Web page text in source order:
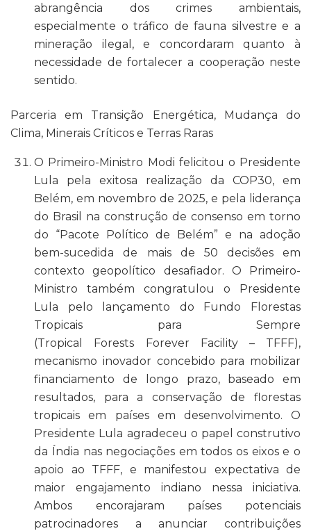
abrangência dos crimes ambientais,
especialmente o tráfico de fauna silvestre e a
mineração ilegal, e concordaram quanto à
necessidade de fortalecer a cooperação neste
sentido.
Parceria em Transição Energética, Mudança do
Clima, Minerais Críticos e Terras Raras
O Primeiro-Ministro Modi felicitou o Presidente
Lula pela exitosa realização da COP30, em
Belém, em novembro de 2025, e pela liderança
do Brasil na construção de consenso em torno
do “Pacote Político de Belém” e na adoção
bem-sucedida de mais de 50 decisões em
contexto geopolítico desafiador. O Primeiro-
Ministro também congratulou o Presidente
Lula pelo lançamento do Fundo Florestas
Tropicais para Sempre
(Tropical Forests Forever Facility– TFFF),
mecanismo inovador concebido para mobilizar
financiamento de longo prazo, baseado em
resultados, para a conservação de florestas
tropicais em países em desenvolvimento. O
Presidente Lula agradeceu o papel construtivo
da Índia nas negociações em todos os eixos e o
apoio ao TFFF, e manifestou expectativa de
maior engajamento indiano nessa iniciativa.
Ambos encorajaram países potenciais
patrocinadores a anunciar contribuições